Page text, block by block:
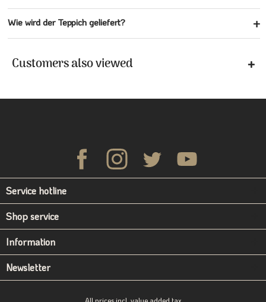
Wie wird der Teppich geliefert?
Customers also viewed
Service hotline
Shop service
Information
Newsletter